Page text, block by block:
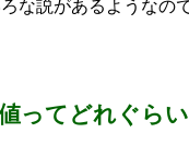
な説があるようなの
ってどれぐら